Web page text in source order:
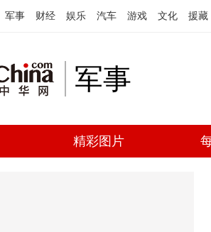
军事 财经 娱乐 汽车 游戏 文化 援藏
军事
精彩图片